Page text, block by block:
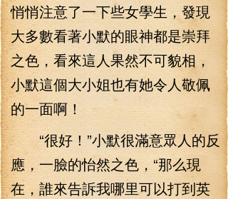
悄悄注意了一下些女學生，發現
大多數看著小默的眼神都是崇拜
之色，看來這人果然不可貌相，
小默這個大小姐也有她令人敬佩
的一面啊！
“很好！”小默很滿意眾人的反
應，一臉的怡然之色，“那么現
在，誰來告訴我哪里可以打到英